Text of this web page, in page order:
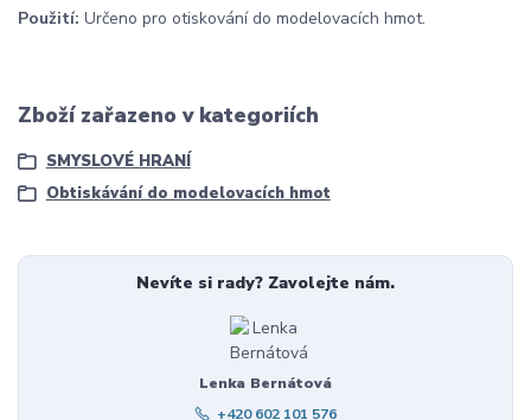
Použití: Určeno pro otiskování do modelovacích hmot.
Zboží zařazeno v kategoriích
SMYSLOVÉ HRANÍ
Obtiskávání do modelovacích hmot
Nevíte si rady? Zavolejte nám.
Lenka Bernátová
+420 602 101 576